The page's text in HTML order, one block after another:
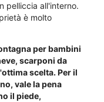
pelliccia all'interno.
è molto
per bambini
scarponi da
scelta. Per il
vale la pena
il piede,